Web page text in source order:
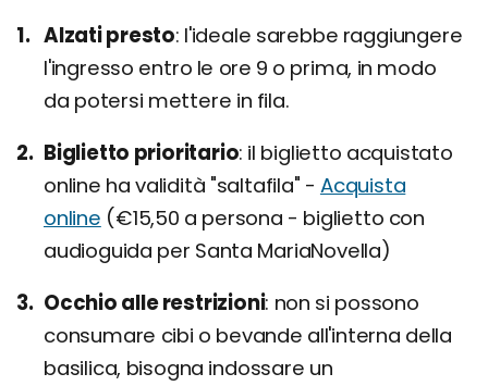
Alzati presto l'ideale sarebbe raggiungere
l'ingresso entro le ore 9 o prima, in modo
da potersi mettere in fila.
Biglietto prioritario il biglietto acquistato
online ha validità "saltafila" - Acquista
online (€15,50 a persona - biglietto con
audioguida per Santa MariaNovella)
Occhio alle restrizioni non si possono
consumare cibi o bevande all'interna della
basilica, bisogna indossare un